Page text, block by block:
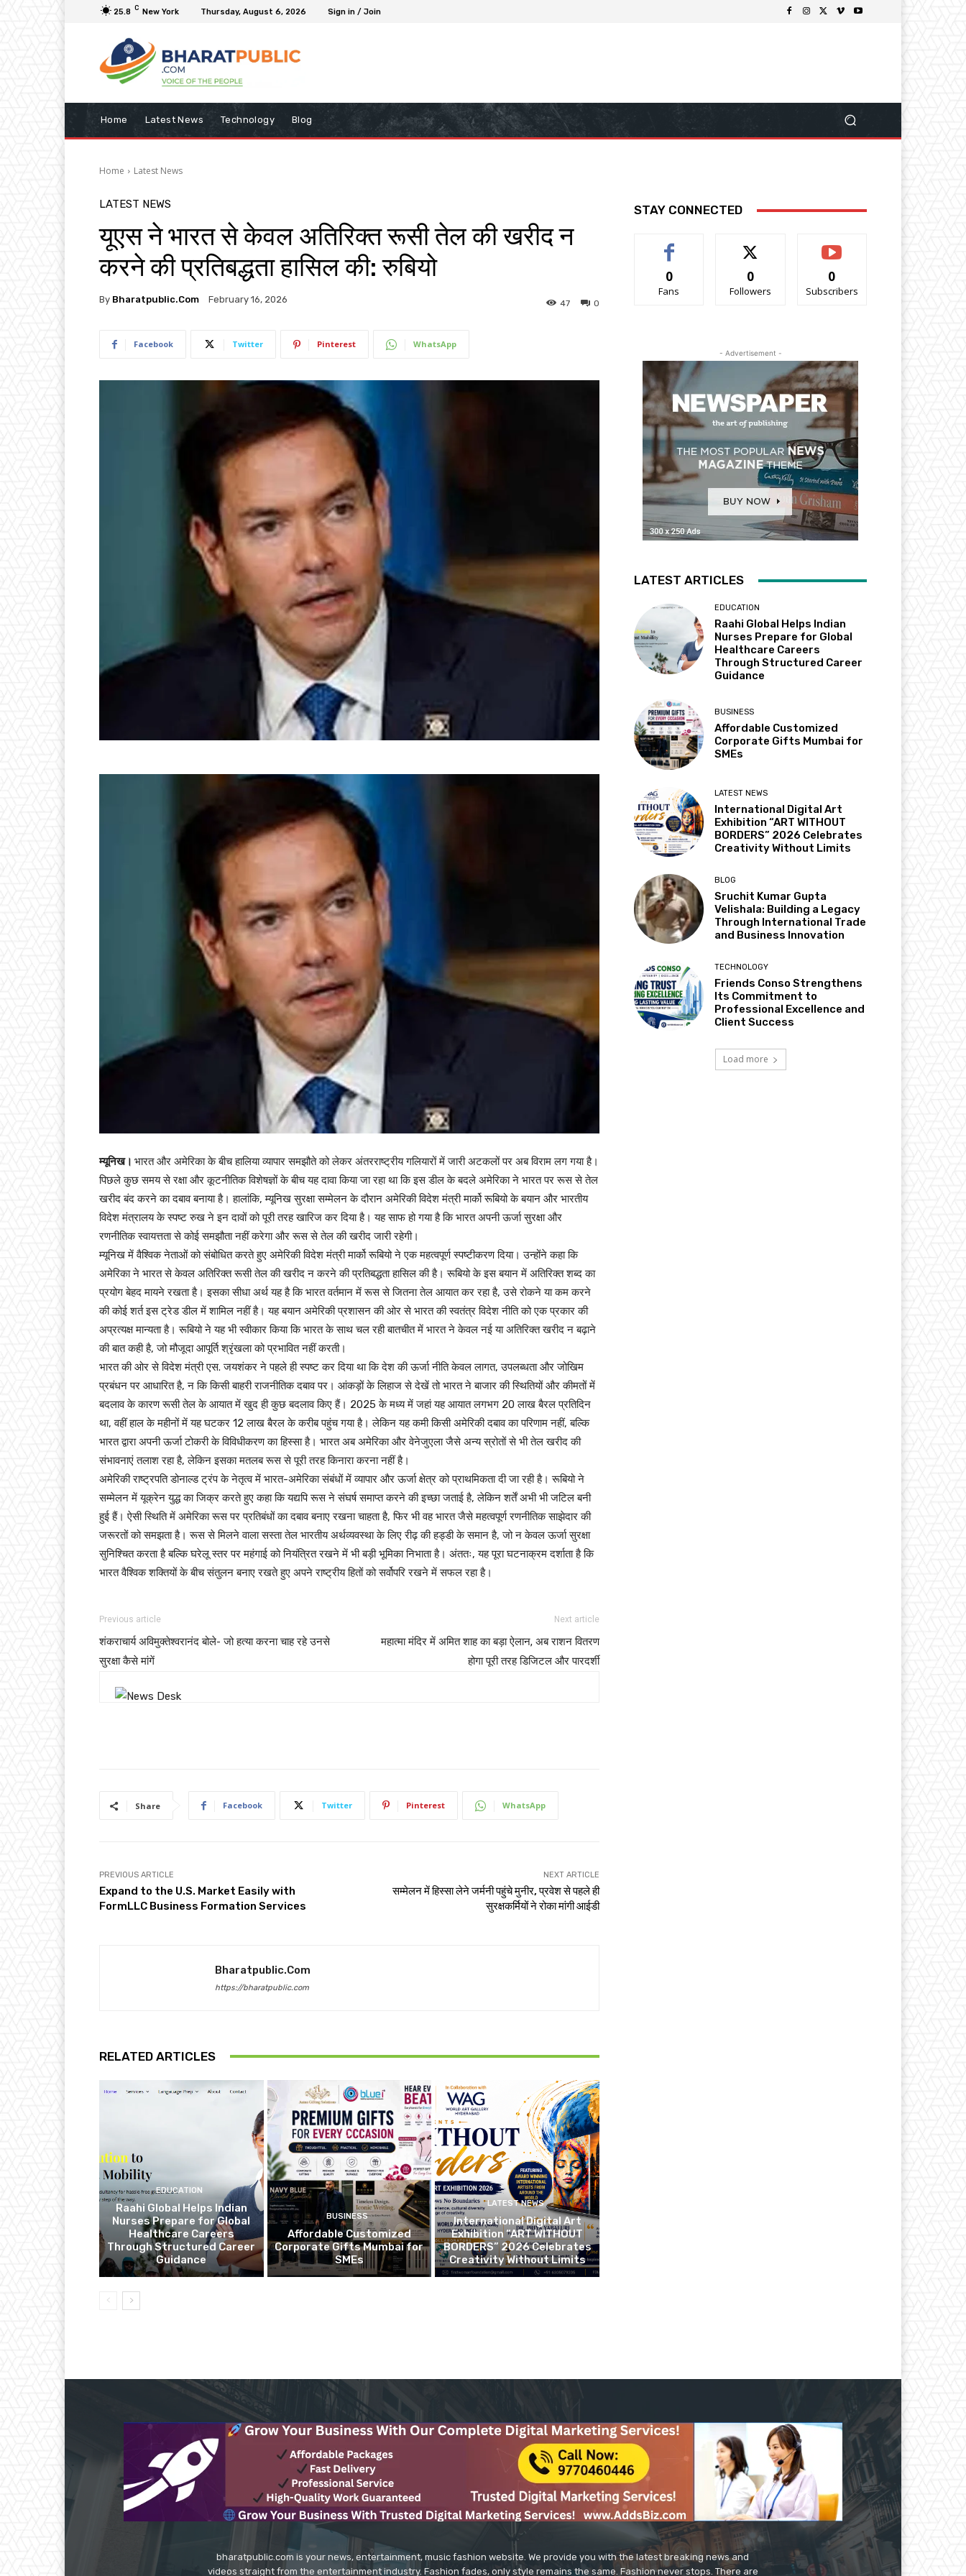
25.8 C New York Thursday, August 6, 2026 Sign in / Join
Home Latest News Technology Blog
Home Latest News
LATEST NEWS
यूएस ने भारत से केवल अतिरिक्त रूसी तेल की खरीद न
करने की प्रतिबद्धता हासिल की: रुबियो
By Bharatpublic.com February 16, 2026 0
47
Facebook Twitter Pinterest WhatsApp
म्यूनिख। भारत और अमेरिका के बीच हालिया व्यापार समझौते को लेकर अंतरराष्ट्रीय गलियारों में जारी अटकलों पर अब विराम लग गया है।
पिछले कुछ समय से रक्षा और कूटनीतिक विशेषज्ञों के बीच यह दावा किया जा रहा था कि इस डील के बदले अमेरिका ने भारत पर रूस से तेल
खरीद बंद करने का दबाव बनाया है। हालांकि, म्यूनिख सुरक्षा सम्मेलन के दौरान अमेरिकी विदेश मंत्री मार्को रूबियो के बयान और भारतीय
विदेश मंत्रालय के स्पष्ट रुख ने इन दावों को पूरी तरह खारिज कर दिया है। यह साफ हो गया है कि भारत अपनी ऊर्जा सुरक्षा और
रणनीतिक स्वायत्तता से कोई समझौता नहीं करेगा और रूस से तेल की खरीद जारी रहेगी।
म्यूनिख में वैश्विक नेताओं को संबोधित करते हुए अमेरिकी विदेश मंत्री मार्को रूबियो ने एक महत्वपूर्ण स्पष्टीकरण दिया। उन्होंने कहा कि
अमेरिका ने भारत से केवल अतिरिक्त रूसी तेल की खरीद न करने की प्रतिबद्धता हासिल की है। रूबियो के इस बयान में अतिरिक्त शब्द का
प्रयोग बेहद मायने रखता है। इसका सीधा अर्थ यह है कि भारत वर्तमान में रूस से जितना तेल आयात कर रहा है, उसे रोकने या कम करने
की कोई शर्त इस ट्रेड डील में शामिल नहीं है। यह बयान अमेरिकी प्रशासन की ओर से भारत की स्वतंत्र विदेश नीति को एक प्रकार की
अप्रत्यक्ष मान्यता है। रूबियो ने यह भी स्वीकार किया कि भारत के साथ चल रही बातचीत में भारत ने केवल नई या अतिरिक्त खरीद न बढ़ाने
की बात कही है, जो मौजूदा आपूर्ति श्रृंखला को प्रभावित नहीं करती।
भारत की ओर से विदेश मंत्री एस. जयशंकर ने पहले ही स्पष्ट कर दिया था कि देश की ऊर्जा नीति केवल लागत, उपलब्धता और जोखिम
प्रबंधन पर आधारित है, न कि किसी बाहरी राजनीतिक दबाव पर। आंकड़ों के लिहाज से देखें तो भारत ने बाजार की स्थितियों और कीमतों में
बदलाव के कारण रूसी तेल के आयात में खुद ही कुछ बदलाव किए हैं। 2025 के मध्य में जहां यह आयात लगभग 20 लाख बैरल प्रतिदिन
था, वहीं हाल के महीनों में यह घटकर 12 लाख बैरल के करीब पहुंच गया है। लेकिन यह कमी किसी अमेरिकी दबाव का परिणाम नहीं, बल्कि
भारत द्वारा अपनी ऊर्जा टोकरी के विविधीकरण का हिस्सा है। भारत अब अमेरिका और वेनेजुएला जैसे अन्य स्रोतों से भी तेल खरीद की
संभावनाएं तलाश रहा है, लेकिन इसका मतलब रूस से पूरी तरह किनारा करना नहीं है।
अमेरिकी राष्ट्रपति डोनाल्ड ट्रंप के नेतृत्व में भारत-अमेरिका संबंधों में व्यापार और ऊर्जा क्षेत्र को प्राथमिकता दी जा रही है। रूबियो ने
सम्मेलन में यूक्रेन युद्ध का जिक्र करते हुए कहा कि यद्यपि रूस ने संघर्ष समाप्त करने की इच्छा जताई है, लेकिन शर्तें अभी भी जटिल बनी
हुई हैं। ऐसी स्थिति में अमेरिका रूस पर प्रतिबंधों का दबाव बनाए रखना चाहता है, फिर भी वह भारत जैसे महत्वपूर्ण रणनीतिक साझेदार की
जरूरतों को समझता है। रूस से मिलने वाला सस्ता तेल भारतीय अर्थव्यवस्था के लिए रीढ़ की हड्डी के समान है, जो न केवल ऊर्जा सुरक्षा
सुनिश्चित करता है बल्कि घरेलू स्तर पर महंगाई को नियंत्रित रखने में भी बड़ी भूमिका निभाता है। अंततः, यह पूरा घटनाक्रम दर्शाता है कि
भारत वैश्विक शक्तियों के बीच संतुलन बनाए रखते हुए अपने राष्ट्रीय हितों को सर्वोपरि रखने में सफल रहा है।
Previous article
शंकराचार्य अविमुक्तेश्वरानंद बोले- जो हत्या करना चाह रहे उनसे
सुरक्षा कैसे मांगें
Next article
महात्मा मंदिर में अमित शाह का बड़ा ऐलान, अब राशन वितरण
होगा पूरी तरह डिजिटल और पारदर्शी
Share Facebook Twitter Pinterest WhatsApp
PREVIOUS ARTICLE
Expand to the U.S. Market Easily with
FormLLC Business Formation Services
NEXT ARTICLE
सम्मेलन में हिस्सा लेने जर्मनी पहुंचे मुनीर, प्रवेश से पहले ही
सुरक्षकर्मियों ने रोका मांगी आईडी
Bharatpublic.com
https://bharatpublic.com
RELATED ARTICLES
EDUCATION
Raahi Global Helps Indian
Nurses Prepare for Global
Healthcare Careers
Through Structured Career
Guidance
BUSINESS
Affordable Customized
Corporate Gifts Mumbai for
SMEs
LATEST NEWS
International Digital Art
Exhibition “ART WITHOUT
BORDERS” 2026 Celebrates
Creativity Without Limits
STAY CONNECTED
0
Fans
0
Followers
0
Subscribers
- Advertisement -
LATEST ARTICLES
EDUCATION
Raahi Global Helps Indian
Nurses Prepare for Global
Healthcare Careers
Through Structured Career
Guidance
BUSINESS
Affordable Customized
Corporate Gifts Mumbai for
SMEs
LATEST NEWS
International Digital Art
Exhibition “ART WITHOUT
BORDERS” 2026 Celebrates
Creativity Without Limits
BLOG
Sruchit Kumar Gupta
Velishala: Building a Legacy
Through International Trade
and Business Innovation
TECHNOLOGY
Friends Conso Strengthens
Its Commitment to
Professional Excellence and
Client Success
Load more
bharatpublic.com is your news, entertainment, music fashion website. We provide you with the latest breaking news and
videos straight from the entertainment industry. Fashion fades, only style remains the same. Fashion never stops. There are